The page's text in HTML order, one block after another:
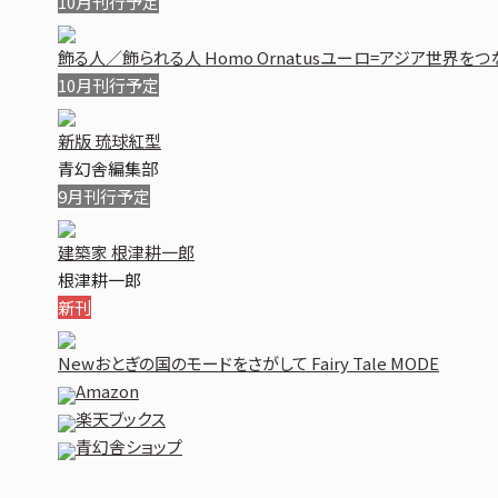
飾る人／飾られる人 Homo Ornatusユーロ=アジア世界をつ
10月刊行予定
新版 琉球紅型
青幻舎編集部
9月刊行予定
建築家 根津耕一郎
根津耕一郎
新刊
Newおとぎの国のモードをさがして Fairy Tale MODE
Amazon
楽天ブックス
青幻舎ショップ